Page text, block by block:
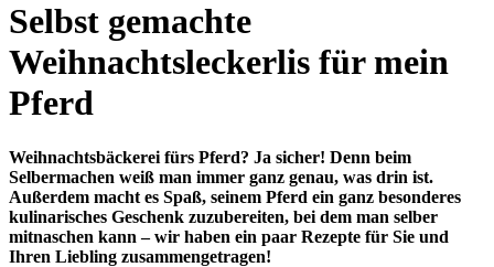
Selbst gemachte
Weihnachtsleckerlis für mein
Pferd
Weihnachtsbäckerei fürs Pferd? Ja sicher! Denn beim
Selbermachen weiß man immer ganz genau, was drin ist.
Außerdem macht es Spaß, seinem Pferd ein ganz besonderes
kulinarisches Geschenk zuzubereiten, bei dem man selber
mitnaschen kann – wir haben ein paar Rezepte für Sie und
Ihren Liebling zusammengetragen!